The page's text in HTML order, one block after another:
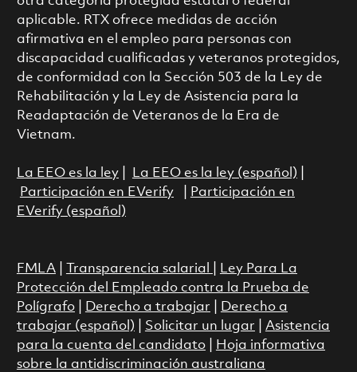
aplicable. RTX ofrece medidas de acción
afirmativa en el empleo para personas con
discapacidad cualificadas y veteranos protegidos,
de conformidad con la Sección 503 de la Ley de
Rehabilitación y la Ley de Asistencia para la
Readaptación de Veteranos de la Era de
Vietnam.
La EEO es la ley| La EEO es la ley (español)
Participación en EVerify|
Participación en
EVerify (español)
FMLA| Transparencia salarial
Ley Para La
Protección del Empleado contra la Prueba de
Polígrafo| Derecho a trabajar
Derecho a
trabajar (español)
Solicitar un lugar
Asistencia
para la cuenta del candidato|
Hoja informativa
sobre la antidiscriminación australiana